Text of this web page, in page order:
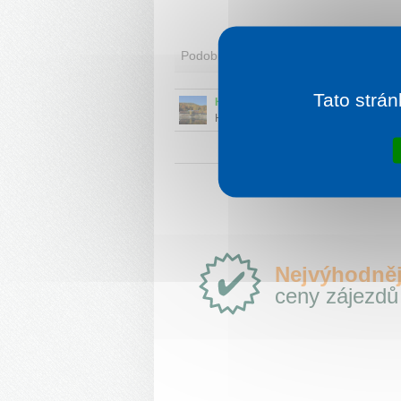
Podobní ubytovatelé
HOTEL SALAMANDRA, Bánská
Hotel Salamandra je nový a zároveň
lyžařského střediska Salamandra
Proč
e-
Slovensko.cz?ceny zájezdů
Tato